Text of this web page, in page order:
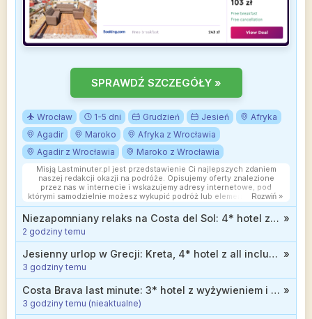
SPRAWDŹ SZCZEGÓŁY »
Wrocław 1-5 dni Grudzień Jesień
Afryka
Agadir
Maroko
Afryka z Wrocławia
Agadir z Wrocławia
Maroko z Wrocławia
Misją Lastminuter.pl jest przedstawienie Ci najlepszych zdaniem
naszej redakcji okazji na podróże. Opisujemy oferty znalezione
przez nas w internecie i wskazujemy adresy internetowe, pod
którymi samodzielnie możesz wykupić podróż lub elementy podróży.
Ceny w artykułach są aktualne w chwili publikacji. Możemy
otrzymywać wynagrodzenie od partnerów handlowych, do których
Cię przekierowujemy. Nie ma to wpływu na cenę Twojej wycieczki.
Rozwiń »
Niezapomniany relaks na Costa del Sol: 4* hotel z wyżywieniem od 2399 zł »
2 godziny temu
Jesienny urlop w Grecji: Kreta, 4* hotel z all inclusive blisko plaży od 1819 zł »
3 godziny temu
Costa Brava last minute: 3* hotel z wyżywieniem i basenem infinity na dachu za 2328 zł »
3 godziny temu (nieaktualne)